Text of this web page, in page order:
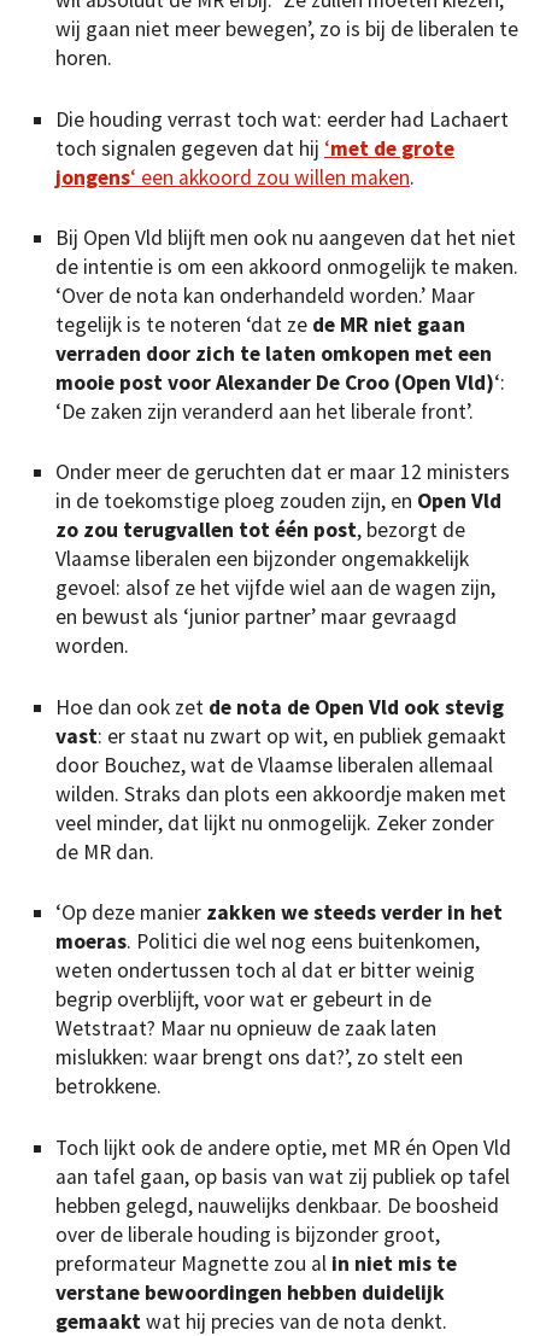
wij gaan niet meer bewegen’, zo is bij de liberalen te
horen.
Die houding verrast toch wat: eerder had Lachaert
toch signalen gegeven dat hij ‘met de grote
jongens‘ een akkoord zou willen maken.
Bij Open Vld blijft men ook nu aangeven dat het niet
de intentie is om een akkoord onmogelijk te maken.
‘Over de nota kan onderhandeld worden.’ Maar
tegelijk is te noteren ‘dat ze de MR niet gaan
verraden door zich te laten omkopen met een
mooie post voor Alexander De Croo (Open Vld)‘:
‘De zaken zijn veranderd aan het liberale front’.
Onder meer de geruchten dat er maar 12 ministers
in de toekomstige ploeg zouden zijn, en Open Vld
zo zou terugvallen tot één post, bezorgt de
Vlaamse liberalen een bijzonder ongemakkelijk
gevoel: alsof ze het vijfde wiel aan de wagen zijn,
en bewust als ‘junior partner’ maar gevraagd
worden.
Hoe dan ook zet de nota de Open Vld ook stevig
vast: er staat nu zwart op wit, en publiek gemaakt
door Bouchez, wat de Vlaamse liberalen allemaal
wilden. Straks dan plots een akkoordje maken met
veel minder, dat lijkt nu onmogelijk. Zeker zonder
de MR dan.
‘Op deze manier zakken we steeds verder in het
moeras. Politici die wel nog eens buitenkomen,
weten ondertussen toch al dat er bitter weinig
begrip overblijft, voor wat er gebeurt in de
Wetstraat? Maar nu opnieuw de zaak laten
mislukken: waar brengt ons dat?’, zo stelt een
betrokkene.
Toch lijkt ook de andere optie, met MR én Open Vld
aan tafel gaan, op basis van wat zij publiek op tafel
hebben gelegd, nauwelijks denkbaar. De boosheid
over de liberale houding is bijzonder groot,
preformateur Magnette zou al in niet mis te
verstane bewoordingen hebben duidelijk
gemaaktwat hij precies van de nota denkt.